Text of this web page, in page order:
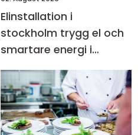
Elinstallation i
stockholm trygg el och
smartare energi i
vardagen